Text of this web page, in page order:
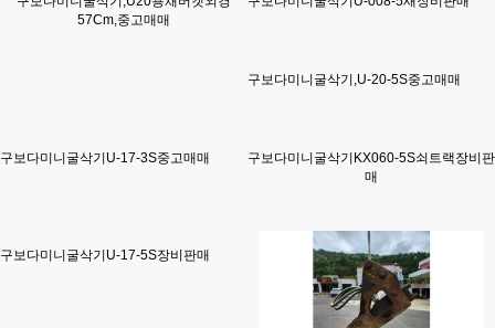
57Cm,중고매매
구보다미니굴삭기,U-20-5S중고매매
구보다미니굴삭기U-17-3S중고매매
구보다미니굴삭기KX060-5S쇠트랙장비판
매
구보다미니굴삭기U-17-5S장비판매